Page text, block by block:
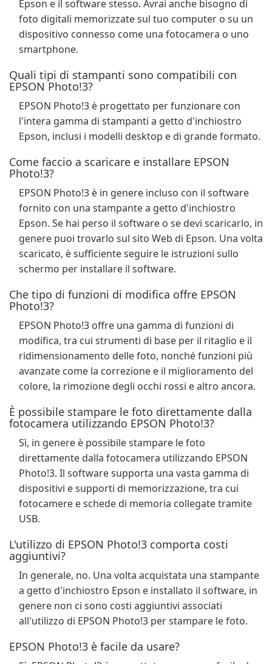
Epson e il software stesso. Avrai anche bisogno di
foto digitali memorizzate sul tuo computer o su un
dispositivo connesso come una fotocamera o uno
smartphone.
Quali tipi di stampanti sono compatibili con
EPSON Photo!3?
EPSON Photo!3 è progettato per funzionare con
l'intera gamma di stampanti a getto d'inchiostro
Epson, inclusi i modelli desktop e di grande formato.
Come faccio a scaricare e installare EPSON
Photo!3?
EPSON Photo!3 è in genere incluso con il software
fornito con una stampante a getto d'inchiostro
Epson. Se hai perso il software o se devi scaricarlo, in
genere puoi trovarlo sul sito Web di Epson. Una volta
scaricato, è sufficiente seguire le istruzioni sullo
schermo per installare il software.
Che tipo di funzioni di modifica offre EPSON
Photo!3?
EPSON Photo!3 offre una gamma di funzioni di
modifica, tra cui strumenti di base per il ritaglio e il
ridimensionamento delle foto, nonché funzioni più
avanzate come la correzione e il miglioramento del
colore, la rimozione degli occhi rossi e altro ancora.
È possibile stampare le foto direttamente dalla
fotocamera utilizzando EPSON Photo!3?
Sì, in genere è possibile stampare le foto
direttamente dalla fotocamera utilizzando EPSON
Photo!3. Il software supporta una vasta gamma di
dispositivi e supporti di memorizzazione, tra cui
fotocamere e schede di memoria collegate tramite
USB.
L'utilizzo di EPSON Photo!3 comporta costi
aggiuntivi?
In generale, no. Una volta acquistata una stampante
a getto d'inchiostro Epson e installato il software, in
genere non ci sono costi aggiuntivi associati
all'utilizzo di EPSON Photo!3 per stampare le foto.
EPSON Photo!3 è facile da usare?